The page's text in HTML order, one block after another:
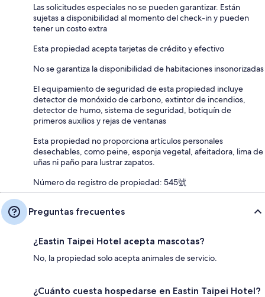
Las solicitudes especiales no se pueden garantizar. Están
sujetas a disponibilidad al momento del check-in y pueden
tener un costo extra
Esta propiedad acepta tarjetas de crédito y efectivo
No se garantiza la disponibilidad de habitaciones insonorizadas
El equipamiento de seguridad de esta propiedad incluye
detector de monóxido de carbono, extintor de incendios,
detector de humo, sistema de seguridad, botiquín de
primeros auxilios y rejas de ventanas
Esta propiedad no proporciona artículos personales
desechables, como peine, esponja vegetal, afeitadora, lima de
uñas ni paño para lustrar zapatos.
Número de registro de propiedad: 545號
Preguntas frecuentes
¿Eastin Taipei Hotel acepta mascotas?
No, la propiedad solo acepta animales de servicio.
¿Cuánto cuesta hospedarse en Eastin Taipei Hotel?